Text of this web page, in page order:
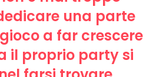
una parte
a far crescere
il proprio party si